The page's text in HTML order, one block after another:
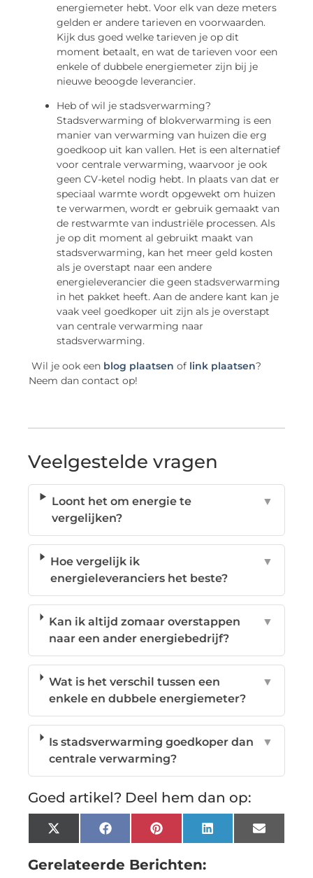
energiemeter hebt. Voor elk van deze meters
gelden er andere tarieven en voorwaarden.
Kijk dus goed welke tarieven je op dit
moment betaalt, en wat de tarieven voor een
enkele of dubbele energiemeter zijn bij je
nieuwe beoogde leverancier.
Heb of wil je stadsverwarming?
Stadsverwarming of blokverwarming is een
manier van verwarming van huizen die erg
goedkoop uit kan vallen. Het is een alternatief
voor centrale verwarming, waarvoor je ook
geen CV-ketel nodig hebt. In plaats van dat er
speciaal warmte wordt opgewekt om huizen
te verwarmen, wordt er gebruik gemaakt van
de restwarmte van industriële processen. Als
je op dit moment al gebruikt maakt van
stadsverwarming, kan het meer geld kosten
als je overstapt naar een andere
energieleverancier die geen stadsverwarming
in het pakket heeft. Aan de andere kant kan je
vaak veel goedkoper uit zijn als je overstapt
van centrale verwarming naar
stadsverwarming.
Wil je ook een blog plaatsen of link plaatsen?
Neem dan contact op!
Veelgestelde vragen
Loont het om energie te
vergelijken?
▼
Hoe vergelijk ik
energieleveranciers het beste?
▼
Kan ik altijd zomaar overstappen
naar een ander energiebedrijf?
▼
Wat is het verschil tussen een
enkele en dubbele energiemeter?
▼
Is stadsverwarming goedkoper dan
centrale verwarming?
▼
Goed artikel? Deel hem dan op:
X
(Twitter)
FacebookPinterestLinkedInEmail
Gerelateerde Berichten: